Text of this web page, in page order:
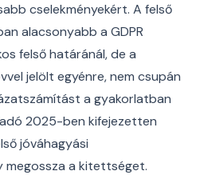
cselekményekért. A felső
alacsonyabb a GDPR
felső határánál, de a
jelölt egyénre, nem csupán
a gyakorlatban
2025-ben kifejezetten
jóváhagyási
megossza a kitettséget.